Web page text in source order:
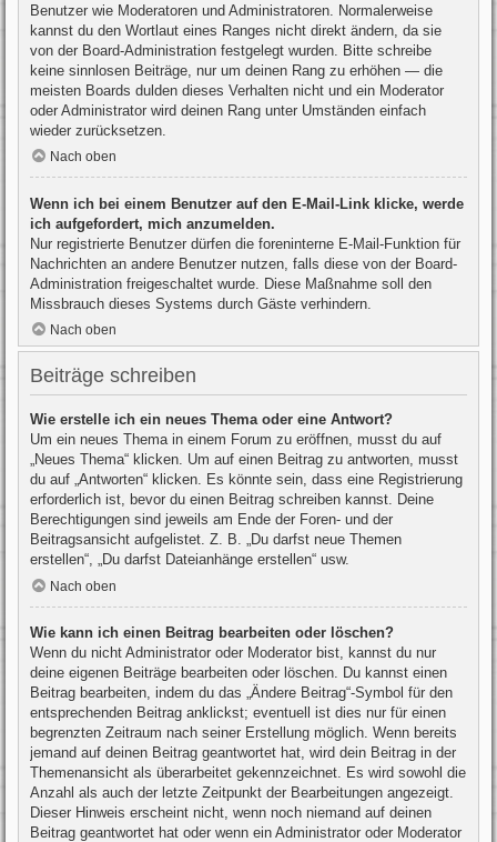
Benutzer wie Moderatoren und Administratoren. Normalerweise
kannst du den Wortlaut eines Ranges nicht direkt ändern, da sie
von der Board-Administration festgelegt wurden. Bitte schreibe
keine sinnlosen Beiträge, nur um deinen Rang zu erhöhen — die
meisten Boards dulden dieses Verhalten nicht und ein Moderator
oder Administrator wird deinen Rang unter Umständen einfach
wieder zurücksetzen.
Nach oben
Wenn ich bei einem Benutzer auf den E-Mail-Link klicke, werde
ich aufgefordert, mich anzumelden.
Nur registrierte Benutzer dürfen die foreninterne E-Mail-Funktion für
Nachrichten an andere Benutzer nutzen, falls diese von der Board-
Administration freigeschaltet wurde. Diese Maßnahme soll den
Missbrauch dieses Systems durch Gäste verhindern.
Nach oben
Beiträge schreiben
Wie erstelle ich ein neues Thema oder eine Antwort?
Um ein neues Thema in einem Forum zu eröffnen, musst du auf
„Neues Thema“ klicken. Um auf einen Beitrag zu antworten, musst
du auf „Antworten“ klicken. Es könnte sein, dass eine Registrierung
erforderlich ist, bevor du einen Beitrag schreiben kannst. Deine
Berechtigungen sind jeweils am Ende der Foren- und der
Beitragsansicht aufgelistet. Z. B. „Du darfst neue Themen
erstellen“, „Du darfst Dateianhänge erstellen“ usw.
Nach oben
Wie kann ich einen Beitrag bearbeiten oder löschen?
Wenn du nicht Administrator oder Moderator bist, kannst du nur
deine eigenen Beiträge bearbeiten oder löschen. Du kannst einen
Beitrag bearbeiten, indem du das „Ändere Beitrag“-Symbol für den
entsprechenden Beitrag anklickst; eventuell ist dies nur für einen
begrenzten Zeitraum nach seiner Erstellung möglich. Wenn bereits
jemand auf deinen Beitrag geantwortet hat, wird dein Beitrag in der
Themenansicht als überarbeitet gekennzeichnet. Es wird sowohl die
Anzahl als auch der letzte Zeitpunkt der Bearbeitungen angezeigt.
Dieser Hinweis erscheint nicht, wenn noch niemand auf deinen
Beitrag geantwortet hat oder wenn ein Administrator oder Moderator